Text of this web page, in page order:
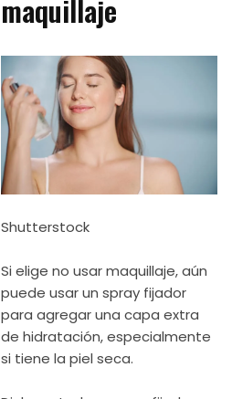
maquillaje
Shutterstock
Si elige no usar maquillaje, aún
puede usar un spray fijador
para agregar una capa extra
de hidratación, especialmente
si tiene la piel seca.